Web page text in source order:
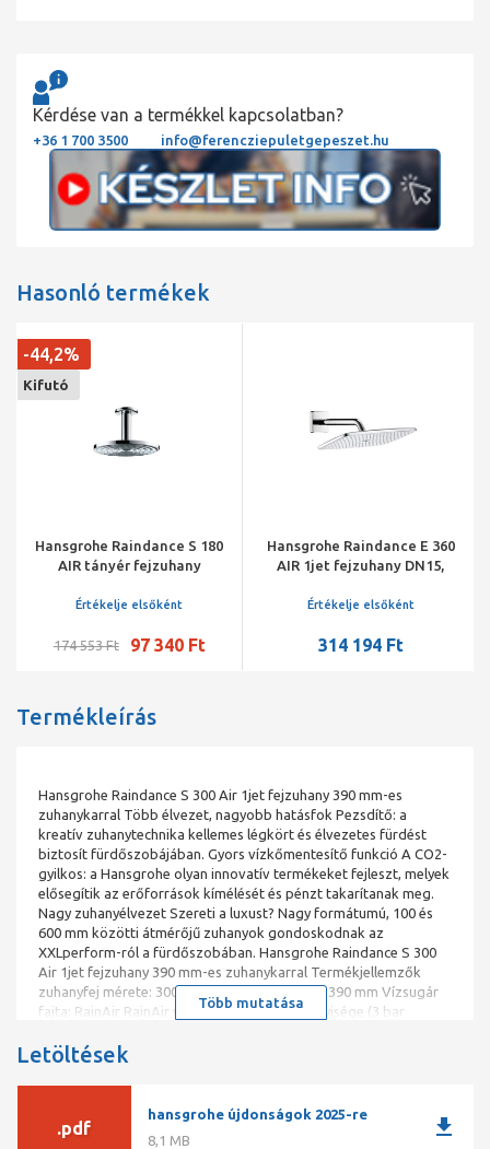
Kérdése van a termékkel kapcsolatban?
+36 1 700 3500 info@ferencziepuletgepeszet.hu
Hasonló termékek
Hansgrohe Raindance S 180
AIR tányér fejzuhany
mennyezeti csatlakozóval,
-44,2%
Kifutó
Értékelje elsőként
174 553 Ft 97 340 Ft
Hansgrohe Raindance E 360
AIR 1jet fejzuhany DN15,
króm
Értékelje elsőként
314 194 Ft
Termékleírás
Hansgrohe Raindance S 300 Air 1jet fejzuhany 390 mm-es
zuhanykarral Több élvezet, nagyobb hatásfok Pezsdítő: a
kreatív zuhanytechnika kellemes légkört és élvezetes fürdést
biztosít fürdőszobájában. Gyors vízkőmentesítő funkció A CO2-
gyilkos: a Hansgrohe olyan innovatív termékeket fejleszt, melyek
elősegítik az erőforrások kímélését és pénzt takarítanak meg.
Nagy zuhanyélvezet Szereti a luxust? Nagy formátumú, 100 és
600 mm közötti átmérőjű zuhanyok gondoskodnak az
XXLperform-ról a fürdőszobában. Hansgrohe Raindance S 300
Air 1jet fejzuhany 390 mm-es zuhanykarral Termékjellemzők
zuhanyfej mérete: 300 mm Zuhanykar hossza 390 mm Vízsugár
fajta: RainAir RainAir vízsugár átfolyási mennyisége (3 bar
vízsugártárcsa anyaga: fém Szerelés: fal Csatlakozómenet G 1
Több mutatása
Letöltések
.pdf
hansgrohe újdonságok 2025-re
8,1 MB
download